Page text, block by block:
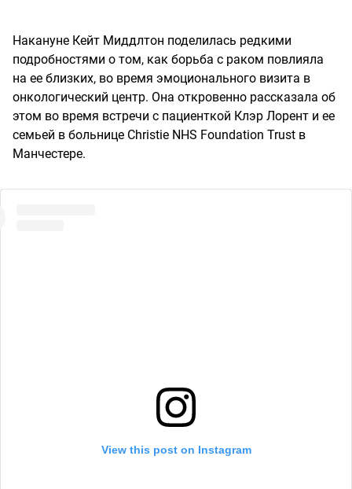
Накануне Кейт Миддлтон поделилась редкими
подробностями о том, как борьба с раком повлияла
на ее близких, во время эмоционального визита в
онкологический центр. Она откровенно рассказала об
этом во время встречи с пациенткой Клэр Лорент и ее
семьей в больнице Christie NHS Foundation Trust в
Манчестере.
View this post on Instagram